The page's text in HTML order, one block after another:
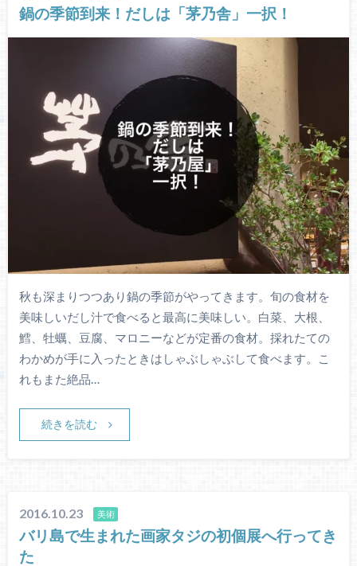
鍋の季節到来！だしは「茅乃舎」一択！
秋も深まりつつあり鍋の季節がやってきます。旬の食材を
美味しいだし汁で食べると最高に美味しい。白菜、大根、
鱈、牡蠣、豆腐、マロニーなどが定番の食材。採れたての
わかめが手に入ったときはしゃぶしゃぶして食べます。こ
れもまた絶品…
続きを読む
2016.10.23 美術
バリ島で生まれた画家タジの初個展へ行ってき
た